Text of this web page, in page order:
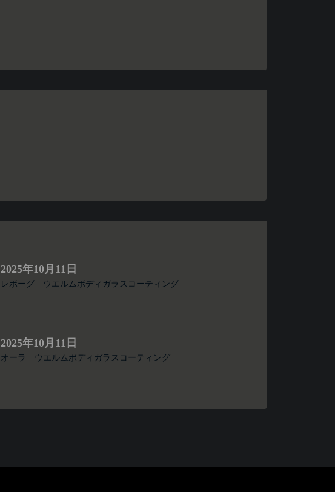
2025年10月11日
レボーグ ウエルムボディガラスコーティング
2025年10月11日
オーラ ウエルムボディガラスコーティング